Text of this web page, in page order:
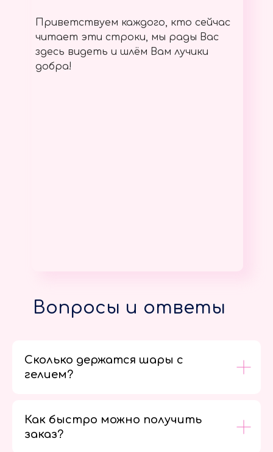
Приветствуем каждого, кто сейчас
читает эти строки, мы рады Вас
здесь видеть и шлём Вам лучики
добра!
Вопросы и ответы
Сколько держатся шары с
гелием?
Как быстро можно получить
заказ?